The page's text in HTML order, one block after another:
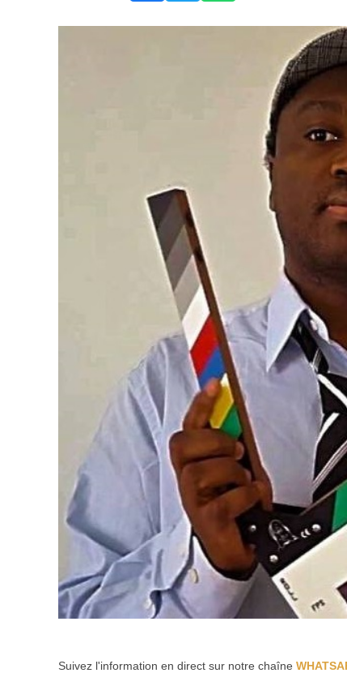
Suivez l'information en direct sur notre chaîne